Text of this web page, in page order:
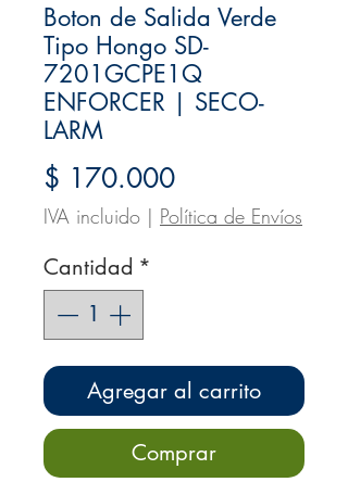
Boton de Salida Verde
Tipo Hongo SD-
7201GCPE1Q
ENFORCER | SECO-
LARM
$ 170.000Precio
IVA incluido | Política de Envíos
Cantidad *
Agregar al carrito
Comprar